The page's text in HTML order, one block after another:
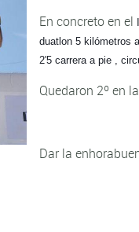
En concreto en el
duatlon 5 kilómetros
2'5 carrera a pie ,
Quedaron 2º en
Dar la